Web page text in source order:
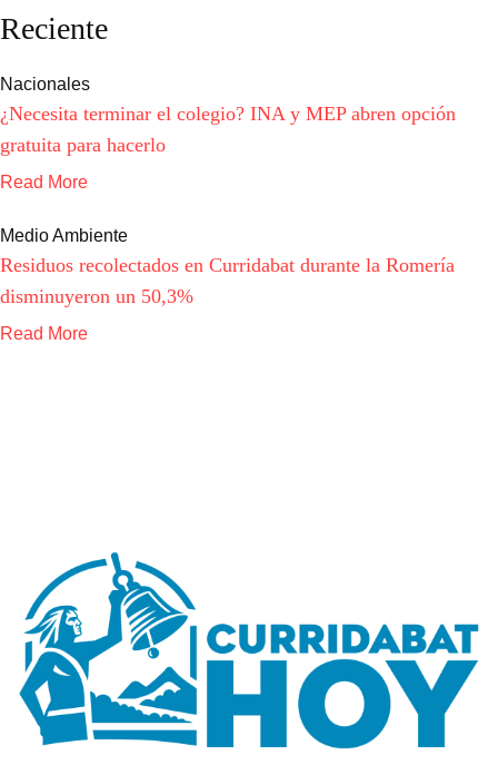
Reciente
Nacionales
¿Necesita terminar el colegio? INA y MEP abren opción
gratuita para hacerlo
Read More
Medio Ambiente
Residuos recolectados en Curridabat durante la Romería
disminuyeron un 50,3%
Read More